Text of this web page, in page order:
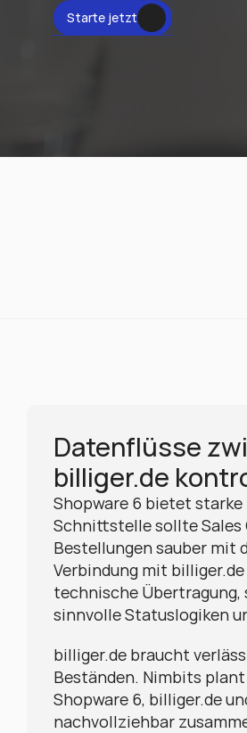
Starte jetzt
Datenflüsse
billiger.de
Shopware 6 bietet starke
Schnittstelle sollte Sales
Bestellungen sauber mit
Verbindung mit
technische
sinnvolle Statuslogiken
billiger.de braucht
Beständen. Nimbits
Shopware 6, billiger.de
nachvollziehbar